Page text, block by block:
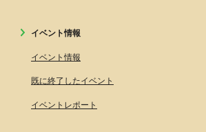
イベント情報
イベント情報
既に終了したイベント
イベントレポート